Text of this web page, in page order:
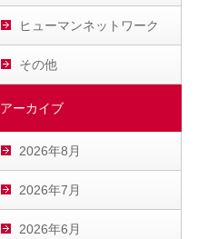
ヒューマンネットワーク
その他
アーカイブ
2026年8月
2026年7月
2026年6月